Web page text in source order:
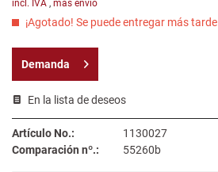
incl. IVA , más envío
¡Agotado! Se puede entregar más tarde
Demanda
En la lista de deseos
Artículo No.:
1130027
Comparación nº.:
55260b